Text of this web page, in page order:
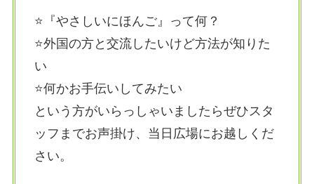
⭐️『やさしいにほんご』って何？
⭐️外国の方と交流したいけど方法が知りた
い
⭐️何かお手伝いしてみたい
という方がいらっしゃいましたらぜひスタ
ッフまでお声掛け、当日広場にお越しくだ
さい。